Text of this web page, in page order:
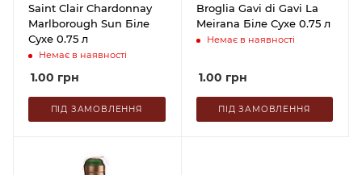
Saint Clair Chardonnay
Marlborough Sun Біле
Сухе 0.75 л
Немає в наявності
1.00 грн
ПІД ЗАМОВЛЕННЯ
Broglia Gavi di Gavi La
Meirana Біле Сухе 0.75 л
Немає в наявності
1.00 грн
ПІД ЗАМОВЛЕННЯ